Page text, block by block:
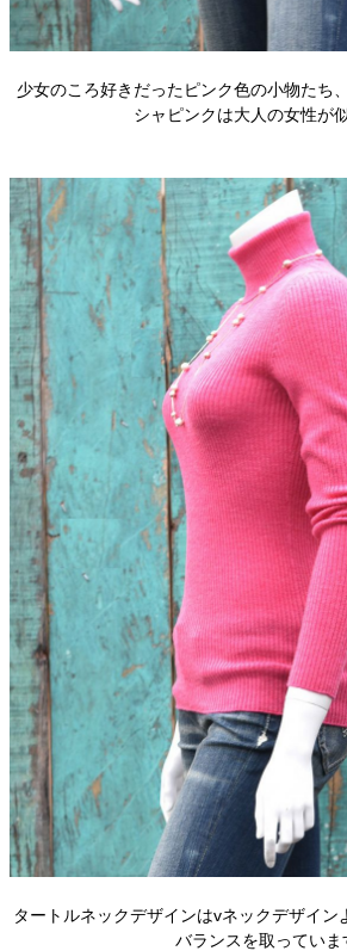
少女のころ好きだったピンク色の小物たち
シャピンクは大人の女性が
タートルネックデザインはvネックデザイン
バランスを取っていま